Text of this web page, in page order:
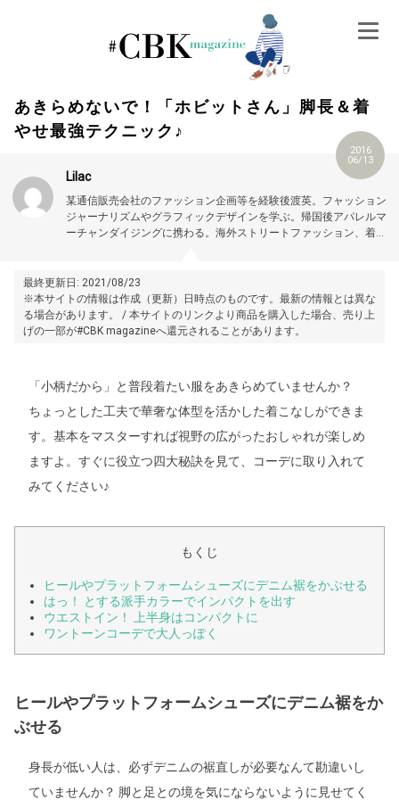
あきらめないで！「ホビットさん」脚長＆着
やせ最強テクニック♪
2016
06/13
Lilac
某通信販売会社のファッション企画等を経験後渡英。フャッション
ジャーナリズムやグラフィックデザインを学ぶ。帰国後アパレルマ
ーチャンダイジングに携わる。海外ストリートファッション、着心
最終更新日: 2021/08/23
※本サイトの情報は作成（更新）日時点のものです。最新の情報とは異な
る場合があります。 / 本サイトのリンクより商品を購入した場合、売り上
げの一部が#CBK magazineへ還元されることがあります。
「小柄だから」と普段着たい服をあきらめていませんか？
ちょっとした工夫で華奢な体型を活かした着こなしができま
す。基本をマスターすれば視野の広がったおしゃれが楽しめ
ますよ。すぐに役立つ四大秘訣を見て、コーデに取り入れて
みてください♪
もくじ
ヒールやプラットフォームシューズにデニム裾をかぶせる
はっ！ とする派手カラーでインパクトを出す
ウエストイン！ 上半身はコンパクトに
ワントーンコーデで大人っぽく
ヒールやプラットフォームシューズにデニム裾をか
ぶせる
身長が低い人は、必ずデニムの裾直しが必要なんて勘違いし
ていませんか？ 脚と足との境を気にならないように見せてく